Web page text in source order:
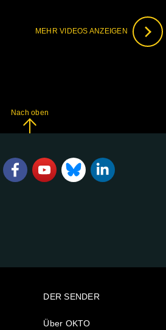
MEHR VIDEOS ANZEIGEN
Nach oben
DER SENDER
Über OKTO